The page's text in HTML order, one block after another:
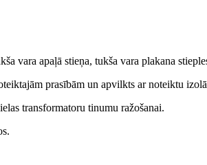
vara apaļā stieņa, tukša vara plakana
prasībām un apvilkts ar noteiktu
transformatoru tinumu ražošanai.